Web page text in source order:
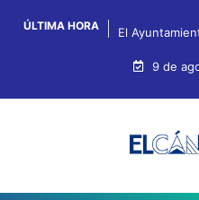
ÚLTIMA HORA El
9 de